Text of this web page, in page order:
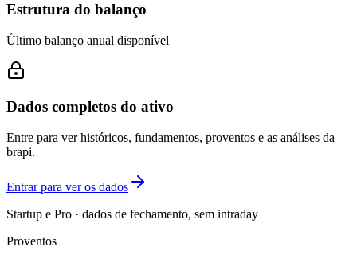
Estrutura do balanço
Último balanço anual disponível
Dados completos do ativo
Entre para ver históricos, fundamentos, proventos e as análises da
brapi.
Entrar para ver os dados
Startup e Pro · dados de fechamento, sem intraday
Proventos